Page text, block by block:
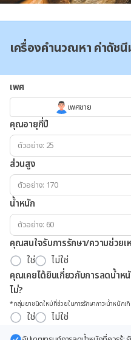
เครื่องคำนวณหา ค่าดัช
เพศ
เพศชาย
คุณอายุกี่ปี
ส่วนสูง
น้ำหนัก
คุณสนใจรับการรักษา/ความช่วย
ใช่
ไม่ใช่
คุณเคยได้ยินเกี่ยวกับการลดน้ำห
ไม่?
*กลุ่มยาชนิดใหม่ที่ช่วยในการรักษาภาวะน้ำหนักเ
ใช่ ไม่ใช่